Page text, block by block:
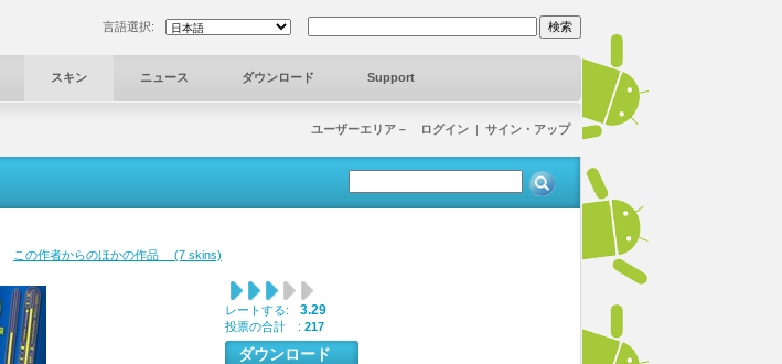
言語選択:
スキン ニュース ダウンロード Support
ユーザーエリア－ ログイン | サイン・アップ
この作者からのほかの作品 (7 skins)
レートする: 3.29
投票の合計 : 217
ダウンロード